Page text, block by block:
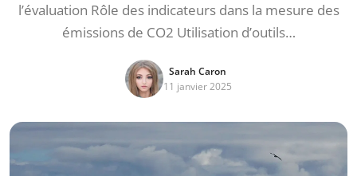
l’évaluation Rôle des indicateurs dans la mesure des
émissions de CO2 Utilisation d’outils…
Sarah Caron
11 janvier 2025